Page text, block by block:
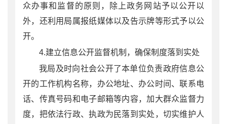
众办事和监督的原则，除上政务网站予以公开以
外，还利用局属报纸媒体以及告示牌等形式予以公
开。
4.建立信息公开监督机制，确保制度落到实处
我局及时向社会公开了本单位负责政府信息公
开的工作机构名称，办公地址、办公时间、联系电
话、传真号码和电子邮箱等内容，加大群众监督力
度，把依法行政、执政为民落到实处，切实维护人